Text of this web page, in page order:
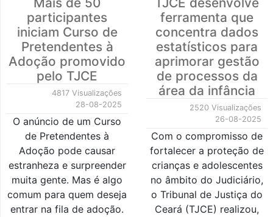
participantes
iniciam Curso de
Pretendentes à
Adoção promovido
pelo TJCE
4817 Visualizações
28-08-2025
O anúncio de um Curso
de Pretendentes à
Adoção pode causar
estranheza e surpreender
muita gente. Mas é algo
comum para quem deseja
entrar na fila de adoção.
ferramenta que
concentra dados
estatísticos para
aprimorar gestão
de processos da
área da infância
2520 Visualizações
26-08-2025
Com o compromisso de
fortalecer a proteção de
crianças e adolescentes
no âmbito do Judiciário,
o Tribunal de Justiça do
Ceará (TJCE) realizou,